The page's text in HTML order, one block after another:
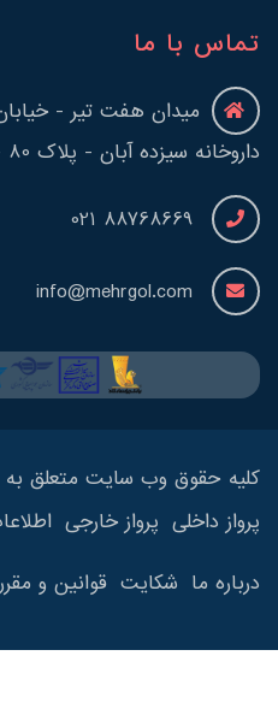
تماس با ما
میدان هفت تیر - خیابان
داروخانه سیزده آبان - پلاک 80 - واحد 5 - طبقه دوم
88768669 021
info@mehrgol.com
کلیه حقوق وب سایت متعلق به
پرواز داخلی پرواز خارجی
درباره ما شکایت قوانین و